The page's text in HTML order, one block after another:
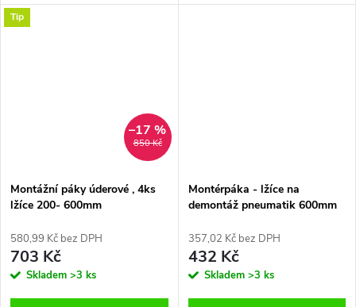
Tip
850 Kč
–17 %
Montážní páky úderové , 4ks
lžíce 200- 600mm
580,99 Kč bez DPH
703 Kč
Skladem >3 ks
Montérpáka - lžíce na
demontáž pneumatik 600mm
357,02 Kč bez DPH
432 Kč
Skladem >3 ks